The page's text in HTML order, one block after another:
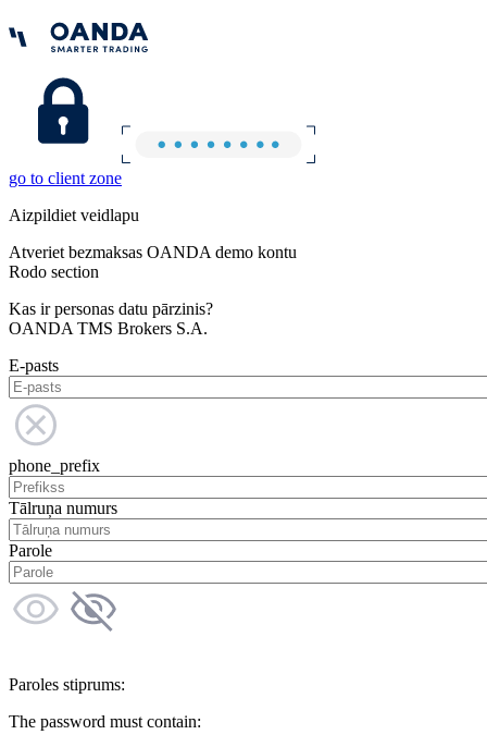
go to client zone
Aizpildiet veidlapu
Atveriet bezmaksas OANDA demo kontu
Rodo section
Kas ir personas datu pārzinis?
OANDA TMS Brokers S.A.
E-pasts
phone_prefix
Tālruņa numurs
Parole
Paroles stiprums:
The password must contain: